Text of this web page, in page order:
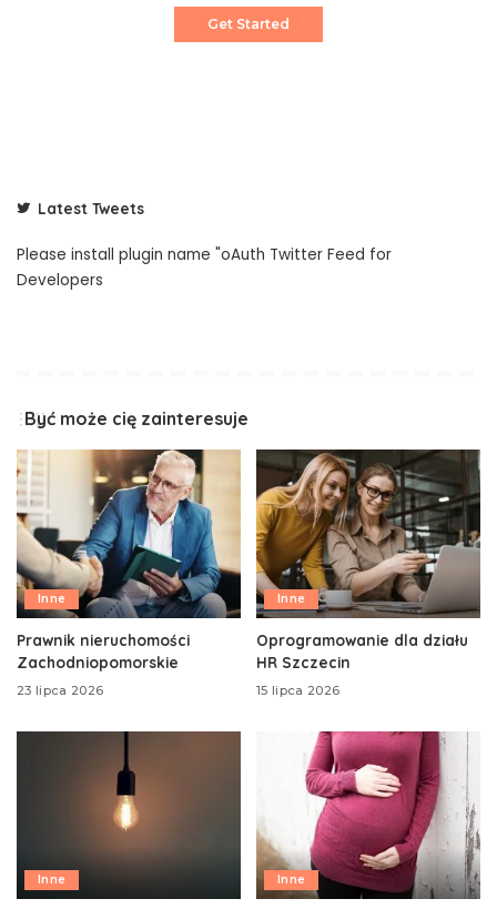
Get Started
Latest Tweets
Please install plugin name "oAuth Twitter Feed for
Developers
Być może cię zainteresuje
Inne
Prawnik nieruchomości
Zachodniopomorskie
23 lipca 2026
Inne
Oprogramowanie dla działu
HR Szczecin
15 lipca 2026
Inne Inne